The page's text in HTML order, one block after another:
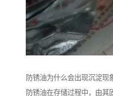
防锈油为什么会出现沉淀现
防锈油在存储过程中，由其